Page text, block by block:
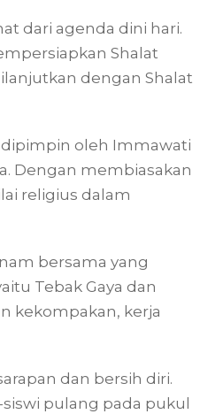
dari agenda dini hari.
Shalat
dengan Shalat
oleh Immawati
Dengan membiasakan
religius dalam
bersama yang
Tebak Gaya dan
kekompakan, kerja
dan bersih diri.
pulang pada pukul